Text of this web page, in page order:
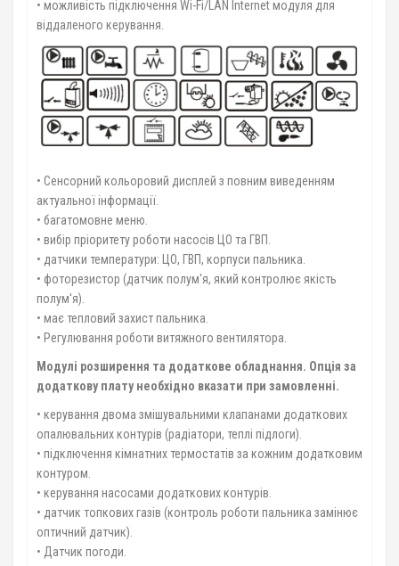
• можливість підключення Wi-Fi/LAN Internet модуля для
віддаленого керування.
• Сенсорний кольоровий дисплей з повним виведенням
актуальної інформації.
• багатомовне меню.
• вибір пріоритету роботи насосів ЦО та ГВП.
• датчики температури: ЦО, ГВП, корпуси пальника.
• фоторезистор (датчик полум'я, який контролює якість
полум'я).
• має тепловий захист пальника.
• Регулювання роботи витяжного вентилятора.
Модулі розширення та додаткове обладнання. Опція за
додаткову плату необхідно вказати при замовленні.
• керування двома змішувальними клапанами додаткових
опалювальних контурів (радіатори, теплі підлоги).
• підключення кімнатних термостатів за кожним додатковим
контуром.
• керування насосами додаткових контурів.
• датчик топкових газів (контроль роботи пальника замінює
оптичний датчик).
• Датчик погоди.